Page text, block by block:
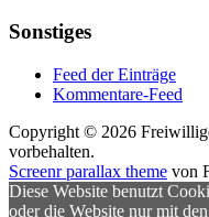
Sonstiges
Feed der Einträge
Kommentare-Feed
Copyright © 2026
vorbehalten.
Screenr parallax theme von
Diese Website benutzt
oder die Website nur mit